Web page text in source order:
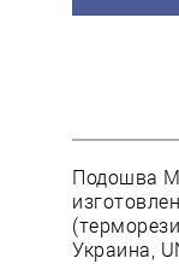
Подошва
Украина,